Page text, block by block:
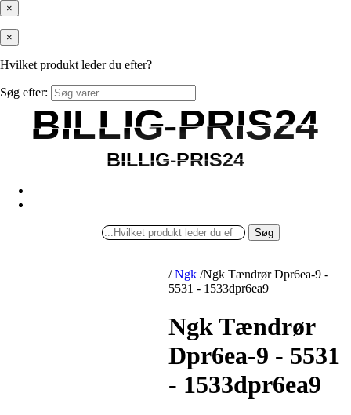
×
×
Hvilket produkt leder du efter?
Søg efter:
BILLIG-PRIS24
BILLIG-PRIS24
BILLIG-PRIS24
BILLIG-PRIS24
Søg
/ Ngk /Ngk Tændrør Dpr6ea-9 -
5531 - 1533dpr6ea9
Ngk Tændrør
Dpr6ea-9 - 5531
- 1533dpr6ea9